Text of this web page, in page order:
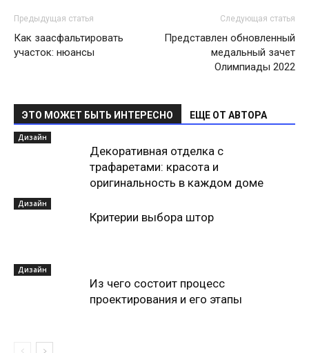
Предыдущая статья
Как заасфальтировать
участок: нюансы
Следующая статья
Представлен обновленный
медальный зачет
Олимпиады 2022
ЭТО МОЖЕТ БЫТЬ ИНТЕРЕСНО ЕЩЕ ОТ АВТОРА
Дизайн
Декоративная отделка с
трафаретами: красота и
оригинальность в каждом доме
Дизайн
Критерии выбора штор
Дизайн
Из чего состоит процесс
проектирования и его этапы